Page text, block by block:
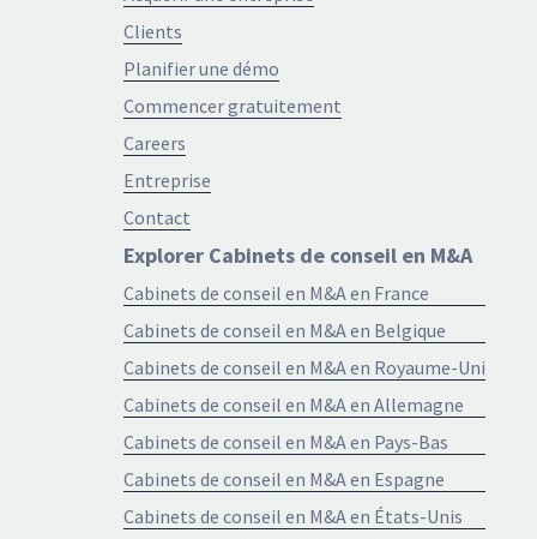
Clients
Planifier une démo
Commencer gratuitement
Careers
Entreprise
Contact
Explorer Cabinets de conseil en M&A
Cabinets de conseil en M&A en France
Cabinets de conseil en M&A en Belgique
Cabinets de conseil en M&A en Royaume-Uni
Cabinets de conseil en M&A en Allemagne
Cabinets de conseil en M&A en Pays-Bas
Cabinets de conseil en M&A en Espagne
Cabinets de conseil en M&A en États-Unis